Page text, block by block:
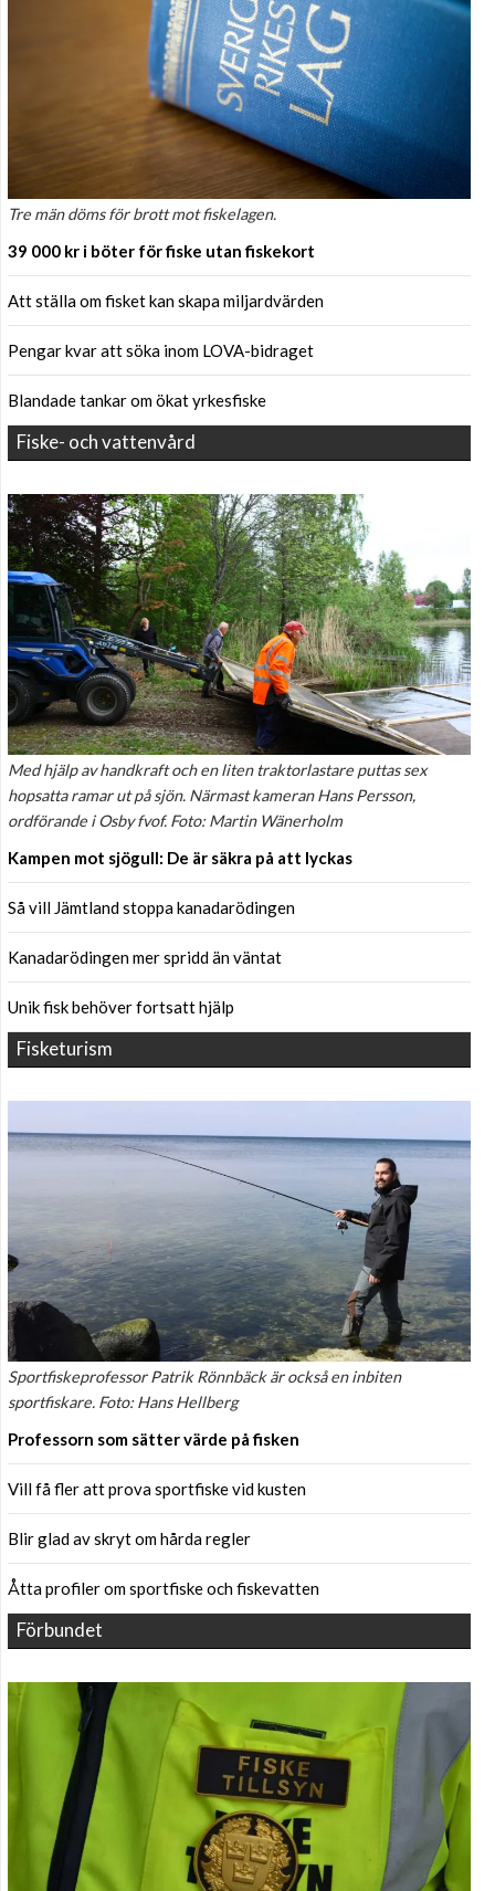
Tre män döms för brott mot fiskelagen.
39 000 kr i böter för fiske utan fiskekort
Att ställa om fisket kan skapa miljardvärden
Pengar kvar att söka inom LOVA-bidraget
Blandade tankar om ökat yrkesfiske
Fiske- och vattenvård
Med hjälp av handkraft och en liten traktorlastare puttas sex
hopsatta ramar ut på sjön. Närmast kameran Hans Persson,
ordförande i Osby fvof. Foto: Martin Wänerholm
Kampen mot sjögull: De är säkra på att lyckas
Så vill Jämtland stoppa kanadarödingen
Kanadarödingen mer spridd än väntat
Unik fisk behöver fortsatt hjälp
Fisketurism
Sportfiskeprofessor Patrik Rönnbäck är också en inbiten
sportfiskare. Foto: Hans Hellberg
Professorn som sätter värde på fisken
Vill få fler att prova sportfiske vid kusten
Blir glad av skryt om hårda regler
Åtta profiler om sportfiske och fiskevatten
Förbundet